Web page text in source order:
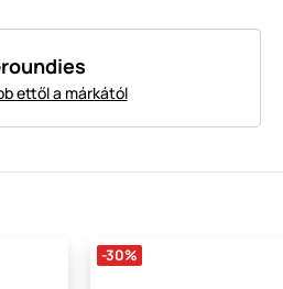
ettől a márkától
-30%